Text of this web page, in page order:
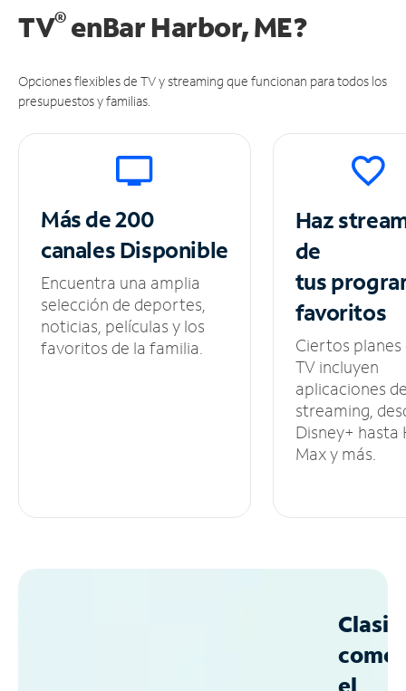
TV®enBar Harbor, ME?
Opciones flexibles de TV y streaming que funcionan para todos los
presupuestos y familias.
Más de 200
canalesDisponible
Encuentra una amplia
selección de deportes,
noticias, películas y los
favoritos de la familia.
Haz
de
tus
favoritos
Ciertos planes
TV incluyen
aplicaciones
streaming,
Disney+ hasta
Max y más.
como
el